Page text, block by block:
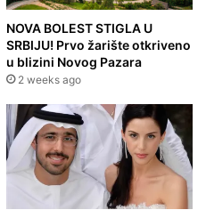
NOVA BOLEST STIGLA U
SRBIJU! Prvo žarište otkriveno
u blizini Novog Pazara
2 weeks ago